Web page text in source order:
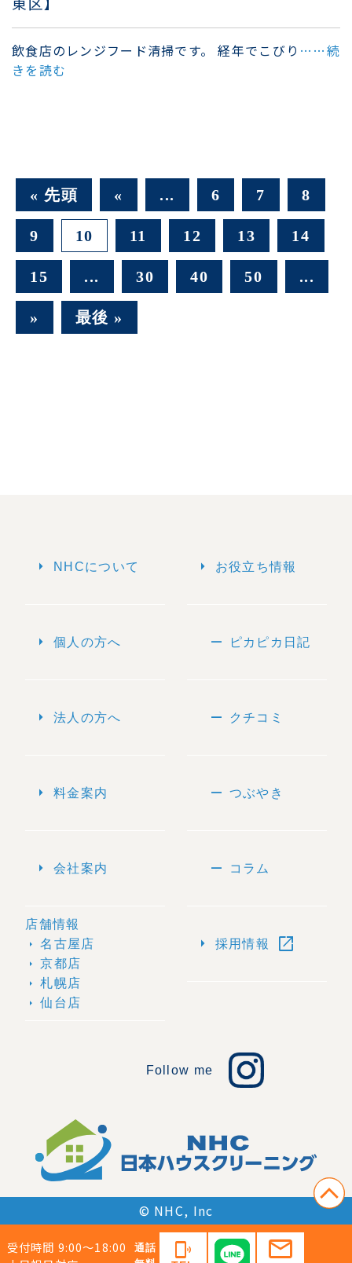
受付時間 9:00〜18:00
通話
phonelink_ring mail
飲食店のレンジフード清掃です。 経年でこびり ……続
きを読む
« 先頭 « ... 6 7 8
9 10 11 12 13 14
15 ... 30 40 50 ...
» 最後 »
arrow_right NHCについて
arrow_right 個人の方へ
arrow_right 法人の方へ
arrow_right 料金案内
arrow_right 会社案内
店舗情報
arrow_right 名古屋店
arrow_right 京都店
arrow_right 札幌店
arrow_right 仙台店
arrow_right お役立ち情報
remove ピカピカ日記
remove クチコミ
remove つぶやき
remove コラム
arrow_right 採用情報 open_in_new
Follow me
© NHC, Inc